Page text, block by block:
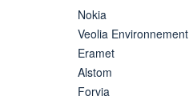
Nokia
Veolia Environnement
Eramet
Alstom
Forvia